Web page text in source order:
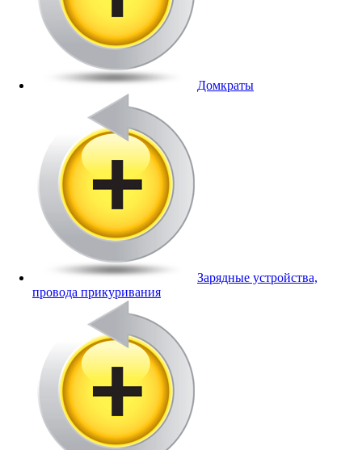
Домкраты
Зарядные устройства,
провода прикуривания